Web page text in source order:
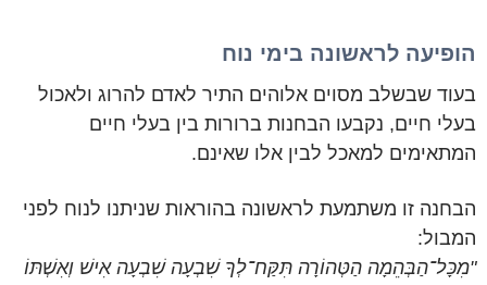
הופיעה לראשונה בימי נוח
בעוד שבשלב מסוים אלוהים התיר לאדם להרוג ולאכול
בעלי חיים, נקבעו הבחנות ברורות בין בעלי חיים
המתאימים למאכל לבין אלו שאינם.
הבחנה זו משתמעת לראשונה בהוראות שניתנו לנוח לפני
המבול:
"מִכָּל־הַבְּהֵמָה הַטְּהוֹרָה תִּקַּח־לְךָ שִׁבְעָה שִׁבְעָה אִישׁ וְאִשְׁתּוֹ